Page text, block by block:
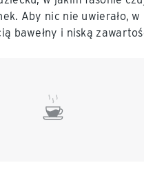
Aby nic nie uwierało,
bawełny i niską